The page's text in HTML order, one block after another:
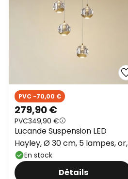
279,90 €
PVC349,90 €
PVC -70,00 €
Lucande Suspension LED
Hayley, Ø 30 cm, 5 lampes, or,
verreEn stock
Détails